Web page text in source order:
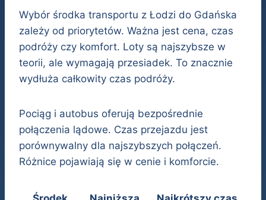
Wybór środka transportu z Łodzi do Gdańska
zależy od priorytetów. Ważna jest cena, czas
podróży czy komfort. Loty są najszybsze w
teorii, ale wymagają przesiadek. To znacznie
wydłuża całkowity czas podróży.
Pociąg i autobus oferują bezpośrednie
połączenia lądowe. Czas przejazdu jest
porównywalny dla najszybszych połączeń.
Różnice pojawiają się w cenie i komforcie.